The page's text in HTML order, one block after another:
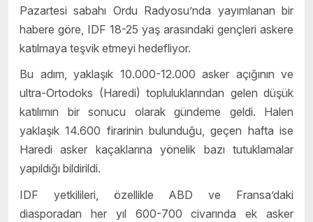
Pazartesi sabahı Ordu Radyosu’nda yayımlanan bir
habere göre, IDF 18-25 yaş arasındaki gençleri askere
katılmaya teşvik etmeyi hedefliyor.
Bu adım, yaklaşık 10.000-12.000 asker açığının ve
ultra-Ortodoks (Haredi) topluluklarından gelen düşük
katılımın bir sonucu olarak gündeme geldi. Halen
yaklaşık 14.600 firarinin bulunduğu, geçen hafta ise
Haredi asker kaçaklarına yönelik bazı tutuklamalar
yapıldığı bildirildi.
IDF yetkilileri, özellikle ABD ve Fransa’daki
diasporadan her yıl 600-700 civarında ek asker